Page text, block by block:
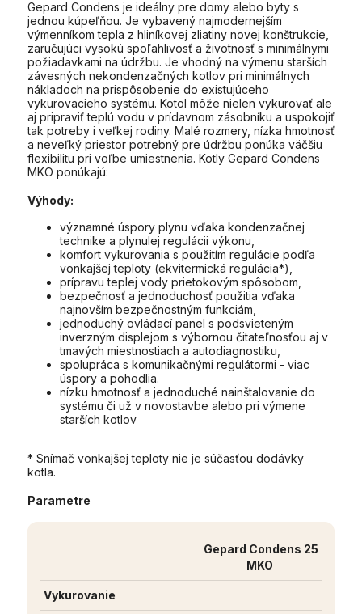
Gepard Condens je ideálny pre domy alebo byty s
jednou kúpeľňou. Je vybavený najmodernejším
výmenníkom tepla z hliníkovej zliatiny novej konštrukcie,
zaručujúci vysokú spoľahlivosť a životnosť s minimálnymi
požiadavkami na údržbu. Je vhodný na výmenu starších
závesných nekondenzačných kotlov pri minimálnych
nákladoch na prispôsobenie do existujúceho
vykurovacieho systému. Kotol môže nielen vykurovať ale
aj pripraviť teplú vodu v prídavnom zásobníku a uspokojiť
tak potreby i veľkej rodiny. Malé rozmery, nízka hmotnosť
a neveľký priestor potrebný pre údržbu ponúka väčšiu
flexibilitu pri voľbe umiestnenia. Kotly Gepard Condens
MKO ponúkajú:
Výhody:
významné úspory plynu vďaka kondenzačnej
technike a plynulej regulácii výkonu,
komfort vykurovania s použitím regulácie podľa
vonkajšej teploty (ekvitermická regulácia*),
prípravu teplej vody prietokovým spôsobom,
bezpečnosť a jednoduchosť použitia vďaka
najnovším bezpečnostným funkciám,
jednoduchý ovládací panel s podsvieteným
inverzným displejom s výbornou čitateľnosťou aj v
tmavých miestnostiach a autodiagnostiku,
spolupráca s komunikačnými regulátormi - viac
úspory a pohodlia.
nízku hmotnosť a jednoduché nainštalovanie do
systému či už v novostavbe alebo pri výmene
starších kotlov
* Snímač vonkajšej teploty nie je súčasťou dodávky
kotla.
Parametre
Gepard Condens 25
MKO
Vykurovanie